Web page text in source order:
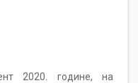
2020. године, на